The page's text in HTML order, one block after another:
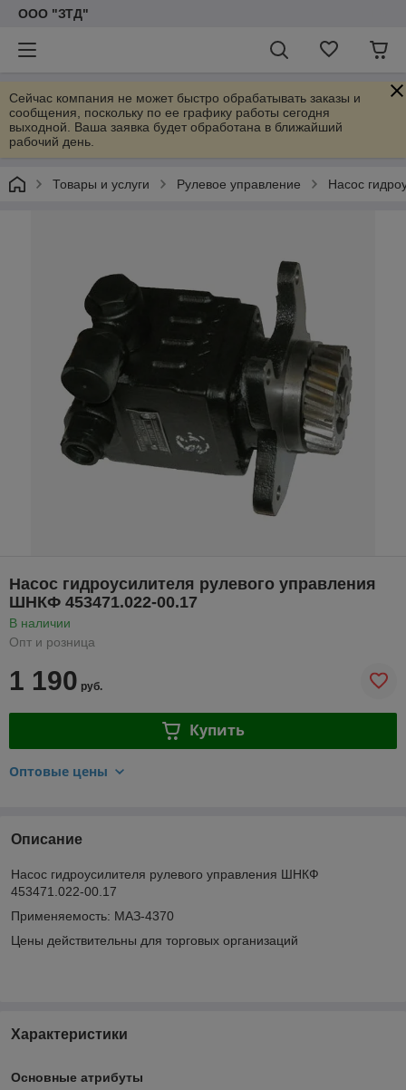
ООО "ЗТД"
Сейчас компания не может быстро обрабатывать заказы и
сообщения, поскольку по ее графику работы сегодня
выходной. Ваша заявка будет обработана в ближайший
рабочий день.
Товары и услуги Рулевое управление Насос
Насос гидроусилителя рулевого управления
ШНКФ 453471.022-00.17
В наличии
Опт и розница
1 190 руб.
Купить
Оптовые цены
Описание
Насос гидроусилителя рулевого управления ШНКФ
453471.022-00.17
Применяемость: МАЗ-4370
Цены действительны для торговых организаций
Характеристики
Основные атрибуты